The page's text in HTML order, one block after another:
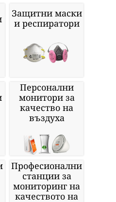
Защитни маски
и респиратори
Персонални
монитори за
качество на
въздуха
Професионални
станции за
мониторинг на
качеството на